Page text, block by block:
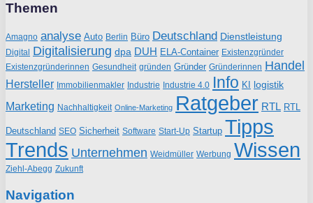
Themen
Amagno analyse Auto Berlin Büro Deutschland Dienstleistung
Digital Digitalisierung dpa DUH ELA-Container Existenzgründer
Existenzgründerinnen Gesundheit gründen Gründer Gründerinnen Handel
Hersteller Immobilienmakler Industrie Industrie 4.0 Info KI logistik
Marketing Nachhaltigkeit Online-Marketing Ratgeber RTL RTL
Deutschland SEO Sicherheit Software Start-Up Startup Tipps
Trends Unternehmen Weidmüller Werbung Wissen
Ziehl-Abegg Zukunft
Navigation